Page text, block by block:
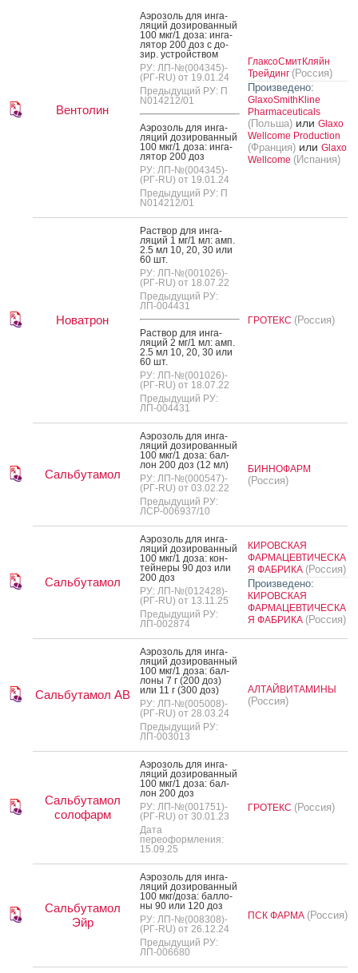
Вентолин
А­эро­золь для ин­га­
ляций до­зиро­ван­ный
100 мкг/1 до­за: ин­га­
лятор 200 доз с до­
зир. ус­трой­ством
РУ: ЛП-№(004345)-
(РГ-RU) от 19.01.24
Предыдущий РУ: П
N014212/01
А­эро­золь для ин­га­
ляций до­зиро­ван­ный
100 мкг/1 до­за: ин­га­
лятор 200 доз
РУ: ЛП-№(004345)-
(РГ-RU) от 19.01.24
Предыдущий РУ: П
N014212/01
ГлаксоСмитКляйн
Трейдинг (Россия)
Произведено:
GlaxoSmithKline
Pharmaceuticals
(Польша) или Glaxo
Wellcome Production
(Франция) или Glaxo
Wellcome (Испания)
Новатрон
Рас­твор для ин­га­
ляций 1 мг/1 мл: амп.
2.5 мл 10, 20, 30 или
60 шт.
РУ: ЛП-№(001026)-
(РГ-RU) от 18.07.22
Предыдущий РУ:
ЛП-004431
Рас­твор для ин­га­
ляций 2 мг/1 мл: амп.
2.5 мл 10, 20, 30 или
60 шт.
РУ: ЛП-№(001026)-
(РГ-RU) от 18.07.22
Предыдущий РУ:
ЛП-004431
ГРОТЕКС (Россия)
Сальбутамол
А­эро­золь для ин­га­
ляций до­зиро­ван­ный
100 мкг/1 до­за: бал­
лон 200 доз (12 мл)
РУ: ЛП-№(000547)-
(РГ-RU) от 03.02.22
Предыдущий РУ:
ЛСР-006937/10
БИННОФАРМ
(Россия)
Сальбутамол
А­эро­золь для ин­га­
ляций до­зиро­ван­ный
100 мкг/1 до­за: кон­
тей­не­ры 90 доз или
200 доз
РУ: ЛП-№(012428)-
(РГ-RU) от 13.11.25
Предыдущий РУ:
ЛП-002874
КИРОВСКАЯ
ФАРМАЦЕВТИЧЕСКА
Я ФАБРИКА (Россия)
Произведено:
КИРОВСКАЯ
ФАРМАЦЕВТИЧЕСКА
Я ФАБРИКА (Россия)
Сальбутамол АВ
А­эро­золь для ин­га­
ляций до­зиро­ван­ный
100 мкг/1 до­за: бал­
ло­ны 7 г (200 доз)
или 11 г (300 доз)
РУ: ЛП-№(005008)-
(РГ-RU) от 28.03.24
Предыдущий РУ:
ЛП-003013
АЛТАЙВИТАМИНЫ
(Россия)
Сальбутамол
солофарм
А­эро­золь для ин­га­
ляций до­зиро­ван­ный
100 мкг/1 до­за: бал­
лон 200 доз
РУ: ЛП-№(001751)-
(РГ-RU) от 30.01.23
Дата
переоформления:
15.09.25
ГРОТЕКС (Россия)
Сальбутамол
Эйр
А­эро­золь для ин­га­
ляций до­зиро­ван­ный
100 мкг/до­за: бал­ло­
ны 90 или 120 доз
РУ: ЛП-№(008308)-
(РГ-RU) от 26.12.24
Предыдущий РУ:
ЛП-006680
ПСК ФАРМА (Россия)